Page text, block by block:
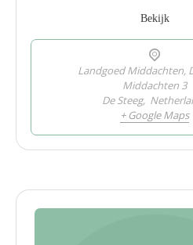
Bekijk
Landgoed Middachten,
Middachten 3
De Steeg,
+ Google Maps